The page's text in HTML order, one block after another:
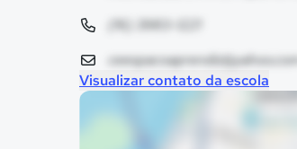
(16) 3983-1221
Visualizar contato da escola